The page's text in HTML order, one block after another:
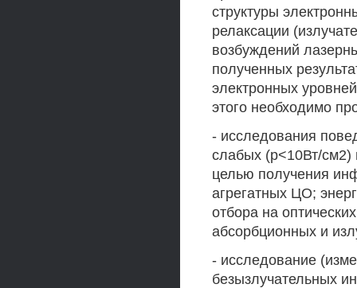
структуры
релаксации
возбуждений
полученных
электронных
этого необходимо
- исследования
слабых (р<10Вт/
целью получения
агрегатных ЦО;
отбора на
абсорбционных и
- исследование
безызлучательных